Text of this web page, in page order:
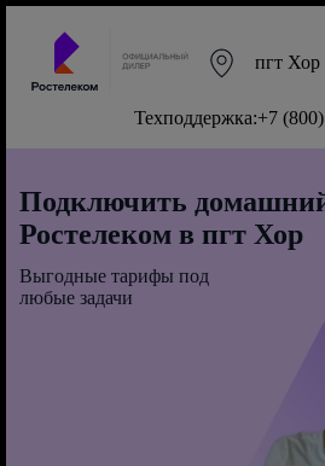
пгт Хор
Техподдержка:+7
Подключить
Ростелеком в пгт Хор
Выгодные тарифы под
любые задачи